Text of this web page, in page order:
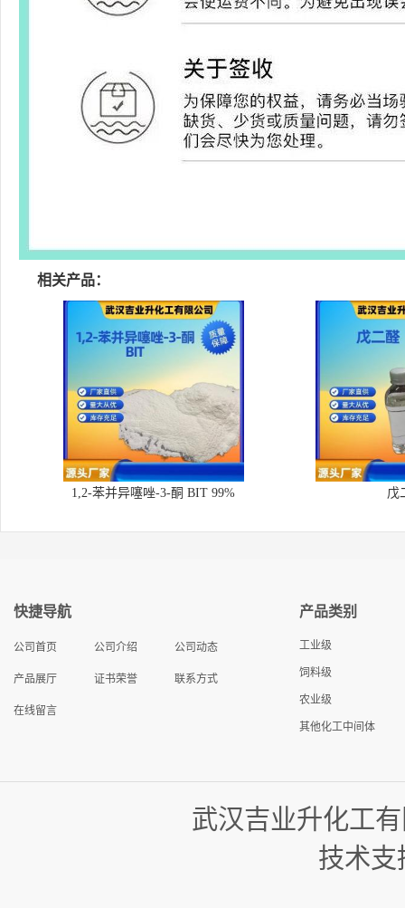
相关产品：
1,2-苯并异噻唑-3-酮 BIT 99% 戊
快捷导航
公司首页 公司介绍 公司动态
产品展厅 证书荣誉 联系方式
在线留言
产品类别
工业级
饲料级
农业级
其他化工中间体
武汉吉业升化工
技术